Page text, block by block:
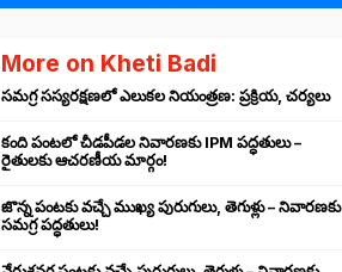
More on Kheti Badi
సమగ్ర సస్యరక్షణలో ఎలుకల నియంత్రణ: ప్రక్రియ, చర్యలు
కంది పంటలో చీడపీడల నివారణకు IPM పద్ధతులు –
రైతులకు ఆచరణీయ మార్గం!
జొన్న పంటకు వచ్చే ముఖ్య పురుగులు, తెగుళ్లు – నివారణకు
సమగ్ర పద్ధతులు!